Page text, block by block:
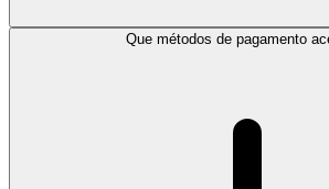
Que métodos de pagamento